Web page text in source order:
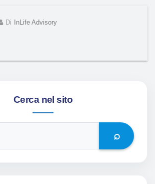
Di InLife Advisory
Cerca nel sito
⌕